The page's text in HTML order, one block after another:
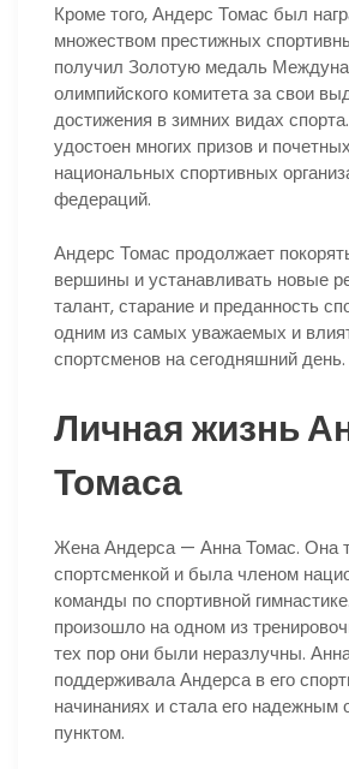
Кроме того, Андерс Томас был
множеством престижных
получил Золотую медаль
олимпийского комитета за свои
достижения в зимних видах
удостоен многих призов и
национальных спортивных
федераций.
Андерс Томас продолжает
вершины и устанавливать новые
талант, старание и преданность
одним из самых уважаемых и
спортсменов на сегодняшний день.
Личная жизнь
Томаса
Жена Андерса — Анна Томас. Она
спортсменкой и была членом
команды по спортивной
произошло на одном из
тех пор они были неразлучны.
поддерживала Андерса в его
начинаниях и стала его надежным
пунктом.